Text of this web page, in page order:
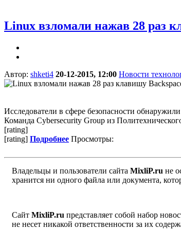
Linux взломали нажав 28 раз
Автор: shketi4 20-12-2015, 12:00 Новости
Исследователи в сфере безопасности
Команда Cybersecurity Group из
[rating]
[rating] Подробнее Просмотры:
Владельцы и пользователи сайта MixliP.ru не
хранится ни одного файла или документа,
Сайт MixliP.ru представляет собой набор
не несет никакой ответственности за их